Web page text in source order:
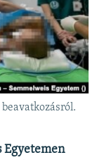
Egyetemen